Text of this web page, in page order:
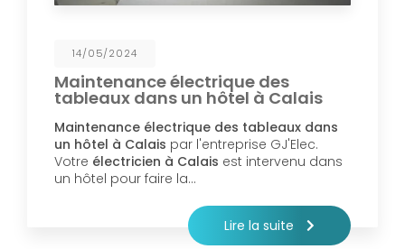
14/05/2024
Maintenance électrique des
tableaux dans un hôtel à Calais
Maintenance électrique des tableaux dans
un hôtel à Calais par l'entreprise GJ'Elec.
Votre électricien à Calais est intervenu dans
un hôtel pour faire la…
Lire la suite